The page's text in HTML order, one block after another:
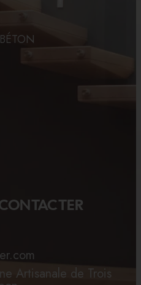
Artisanale de Trois